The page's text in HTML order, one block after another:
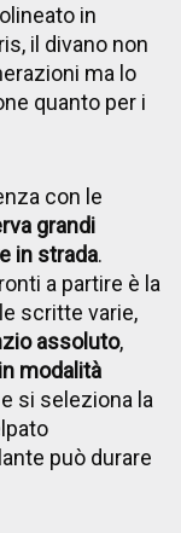
in
il divano non
ma lo
quanto per i
con le
grandi
in strada.
a partire è la
scritte varie,
assoluto,
modalità
si seleziona la
può durare